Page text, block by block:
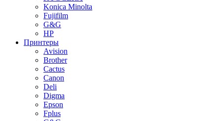
Konica Minolta
Fujifilm
G&G
HP
Принтеры
Avision
Brother
Cactus
Canon
Deli
Digma
Epson
Fplus